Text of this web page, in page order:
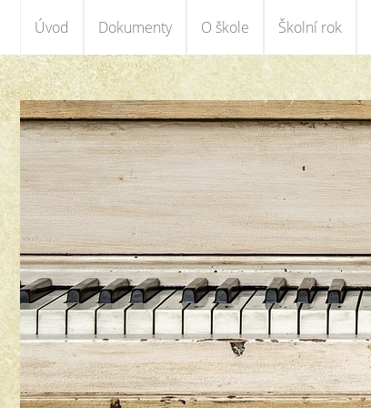
Úvod Dokumenty O škole Školní rok